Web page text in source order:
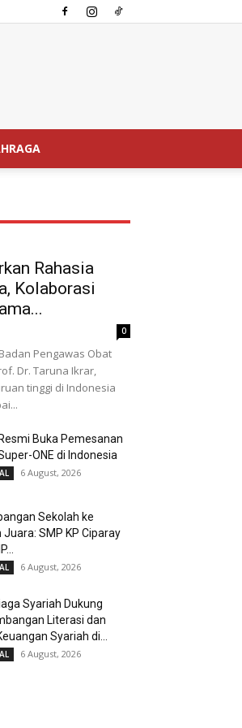
Rahasia
Kolaborasi
0
Pengawas Obat
Dr. Taruna Ikrar,
tinggi di Indonesia
Buka Pemesanan
ONE di Indonesia
6 August, 2026
Sekolah ke
Juara: SMP KP Ciparay
6 August, 2026
Syariah Dukung
Literasi dan
Syariah di...
6 August, 2026